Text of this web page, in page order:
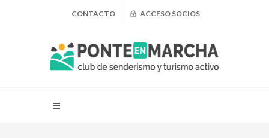
CONTACTO ACCESO SOCIOS